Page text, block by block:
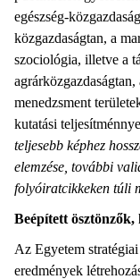
egészség-
közgazdaságtan, a
szociológia, illetve a
menedzsment
kutatási
teljesebb képhez
elemzése, további
folyóiratcikkeken túli
Beépített ösztönzők,
Az Egyetem
eredmények